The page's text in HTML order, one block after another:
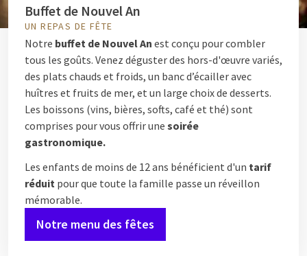
Buffet de Nouvel An
UN REPAS DE FÊTE
Notre buffet de Nouvel An est conçu pour combler
tous les goûts. Venez déguster des hors-d'œuvre variés,
des plats chauds et froids, un banc d’écailler avec
huîtres et fruits de mer, et un large choix de desserts.
Les boissons (vins, bières, softs, café et thé) sont
comprises pour vous offrir une soirée
gastronomique.
Les enfants de moins de 12 ans bénéficient d'un tarif
réduit pour que toute la famille passe un réveillon
mémorable.
Notre menu des fêtes